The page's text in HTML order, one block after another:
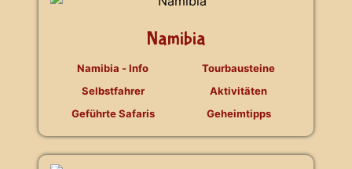
Namibia
Namibia - Info
Selbstfahrer
Geführte Safaris
Tourbausteine
Aktivitäten
Geheimtipps